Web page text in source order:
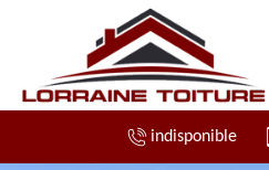
indisponible